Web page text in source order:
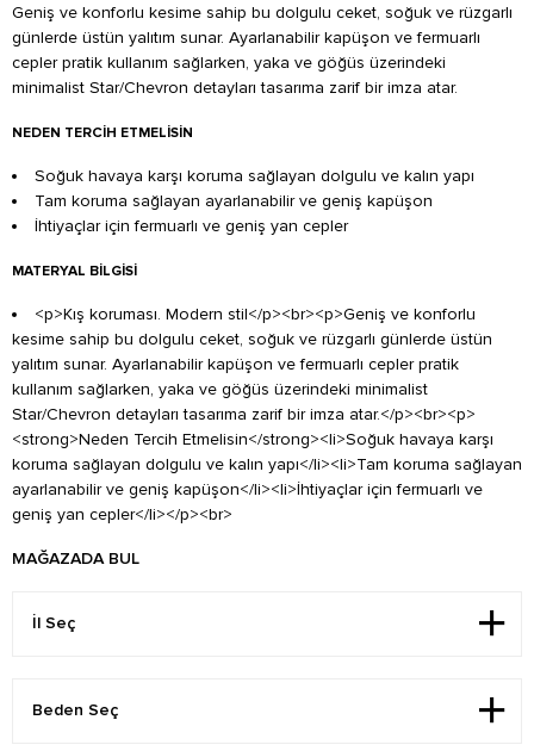
Geniş ve konforlu kesime sahip bu dolgulu ceket, soğuk ve rüzgarlı
günlerde üstün yalıtım sunar. Ayarlanabilir kapüşon ve fermuarlı
cepler pratik kullanım sağlarken, yaka ve göğüs üzerindeki
minimalist Star/Chevron detayları tasarıma zarif bir imza atar.
NEDEN TERCIH ETMELISIN
Soğuk havaya karşı koruma sağlayan dolgulu ve kalın yapı
Tam koruma sağlayan ayarlanabilir ve geniş kapüşon
İhtiyaçlar için fermuarlı ve geniş yan cepler
MATERYAL BILGISI
<p>Kış koruması. Modern stil</p><br><p>Geniş ve konforlu
kesime sahip bu dolgulu ceket, soğuk ve rüzgarlı günlerde üstün
yalıtım sunar. Ayarlanabilir kapüşon ve fermuarlı cepler pratik
kullanım sağlarken, yaka ve göğüs üzerindeki minimalist
Star/Chevron detayları tasarıma zarif bir imza atar.</p><br><p>
<strong>Neden Tercih Etmelisin</strong><li>Soğuk havaya karşı
koruma sağlayan dolgulu ve kalın yapı</li><li>Tam koruma sağlayan
ayarlanabilir ve geniş kapüşon</li><li>İhtiyaçlar için fermuarlı ve
geniş yan cepler</li></p><br>
MAĞAZADA BUL